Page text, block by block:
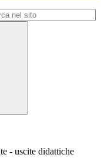
- uscite didattiche